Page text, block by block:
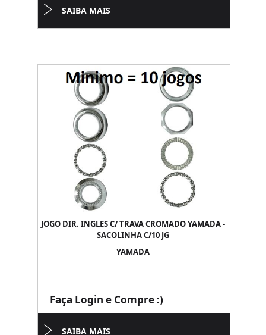
SAIBA MAIS
JOGO DIR. INGLES C/ TRAVA CROMADO YAMADA -
SACOLINHA C/10 JG
YAMADA
Faça Login e Compre :)
SAIBA MAIS